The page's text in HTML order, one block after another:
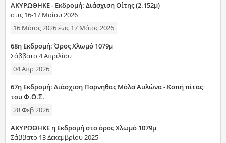
ΑΚΥΡΩΘΗΚΕ - Εκδρομή: Διάσχιση Οίτης (2.152μ)
στις 16-17 Μαΐου 2026
16 Μάιος 2026έως 17 Μάιος 2026
68η Εκδρομή: Όρος Χλωμό 1079μ
Σάββατο 4 Απριλίου
04 Απρ 2026
67η Εκδρομή: Διάσχιση Παρνηθας Μόλα Αυλώνα - Κοπή πίτας
του Φ.Ο.Σ.
28 Φεβ 2026
ΑΚΥΡΩΘΗΚΕ η Εκδρομή στο όρος Χλωμό 1079μ
Σάββατο 13 Δεκεμβρίου 2025